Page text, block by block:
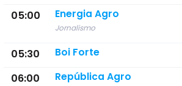
05:00 Energia Agro
Jornalismo
05:30 Boi Forte
06:00 República Agro